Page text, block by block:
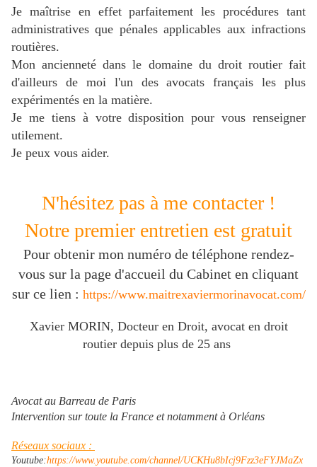
Je maîtrise en effet parfaitement les procédures tant
administratives que pénales applicables aux infractions
routières.
Mon ancienneté dans le domaine du droit routier fait
d'ailleurs de moi l'un des avocats français les plus
expérimentés en la matière.
Je me tiens à votre disposition pour vous renseigner
utilement.
Je peux vous aider.
N'hésitez pas à me contacter !
Notre premier entretien est gratuit
Pour obtenir mon numéro de téléphone rendez-
vous sur la page d'accueil du Cabinet en cliquant
sur ce lien : https://www.maitrexaviermorinavocat.com/
Xavier MORIN, Docteur en Droit, avocat en droit
routier depuis plus de 25 ans
Avocat au Barreau de Paris
Intervention sur toute la France et notamment à Orléans
Réseaux sociaux :
Youtube:https://www.youtube.com/channel/UCKHu8bIcj9Fzz3eFYJMaZx